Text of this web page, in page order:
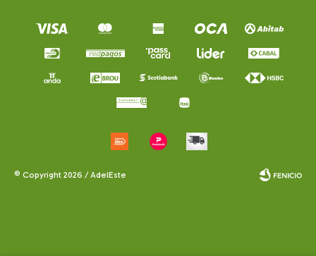
© Copyright 2026 / AdelEste